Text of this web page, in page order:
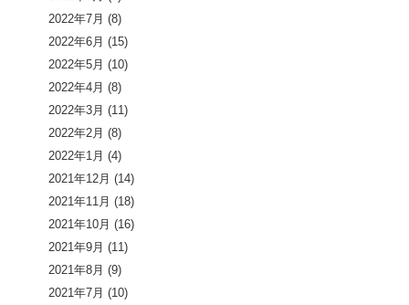
2022年7月 (8)
2022年6月 (15)
2022年5月 (10)
2022年4月 (8)
2022年3月 (11)
2022年2月 (8)
2022年1月 (4)
2021年12月 (14)
2021年11月 (18)
2021年10月 (16)
2021年9月 (11)
2021年8月 (9)
2021年7月 (10)